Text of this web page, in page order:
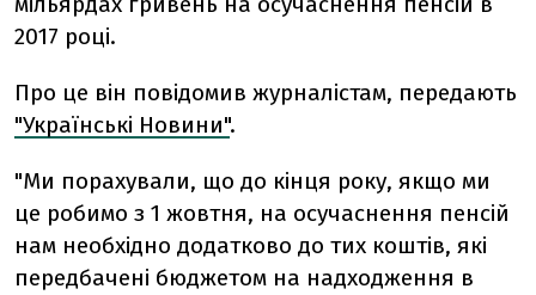
2017 році.
Про це він повідомив журналістам, передають
"Українські Новини".
"Ми порахували, що до кінця року, якщо ми
це робимо з 1 жовтня, на осучаснення пенсій
нам необхідно додатково до тих коштів, які
передбачені бюджетом на надходження в